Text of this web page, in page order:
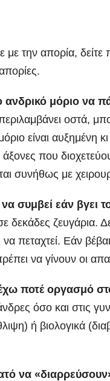
με την απορία, δείτε
ανδρικό μόριο να
οστά,
είναι αυξημένη
άξονες που
συνήθως με
συμβεί εάν βγει
δεκάδες ζευγάρια.
να πεταχτεί. Εάν
να γίνουν οι
έχω ποτέ οργασμό
όσο και στις
ή βιολογικά
να